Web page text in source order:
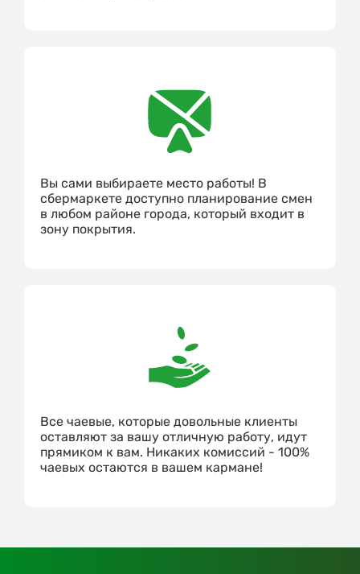
Вы сами выбираете место работы! В
сбермаркете доступно планирование смен
в любом районе города, который входит в
зону покрытия.
Все чаевые, которые довольные клиенты
оставляют за вашу отличную работу, идут
прямиком к вам. Никаких комиссий - 100%
чаевых остаются в вашем кармане!